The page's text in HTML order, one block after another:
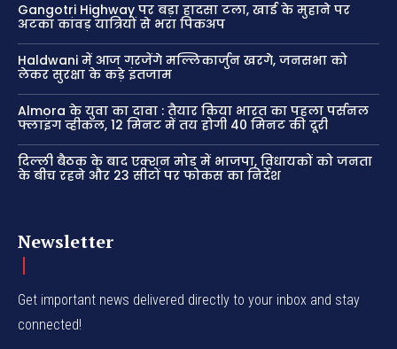
Gangotri Highway पर बड़ा हादसा टला, खाई के मुहाने पर
अटका कांवड़ यात्रियों से भरा पिकअप
Haldwani में आज गरजेंगे मल्लिकार्जुन खरगे, जनसभा को
लेकर सुरक्षा के कड़े इंतजाम
Almora के युवा का दावा : तैयार किया भारत का पहला पर्सनल
फ्लाइंग व्हीकल, 12 मिनट में तय होगी 40 मिनट की दूरी
दिल्ली बैठक के बाद एक्शन मोड में भाजपा, विधायकों को जनता
के बीच रहने और 23 सीटों पर फोकस का निर्देश
Newsletter
Get important news delivered directly to your inbox and stay
connected!